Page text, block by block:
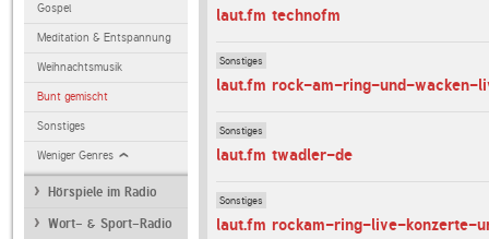
Gospel
Meditation & Entspannung
Weihnachtsmusik
Bunt gemischt
Sonstiges
Weniger Genres
Hörspiele im Radio
Wort- & Sport-Radio
laut.fm technofm
Sonstiges
laut.fm rock-am-ring-und-wacken-
Sonstiges
laut.fm twadler-de
Sonstiges
laut.fm rockam-ring-live-konzerte-